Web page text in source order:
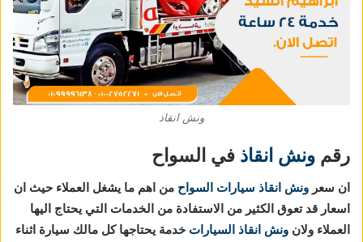
ونش انقاذ
رقم ونش انقاذ في السواح
ان سعر ونش انقاذ سيارات السواح من اهم ما يشغل العملاء حيث ان
اسعار قد تعوق الكثير من الاستفادة من الخدمات التي يحتاج اليها
العملاء ولان ونش انقاذ السيارات خدمة يحتاجها كل مالك سيارة اثناء